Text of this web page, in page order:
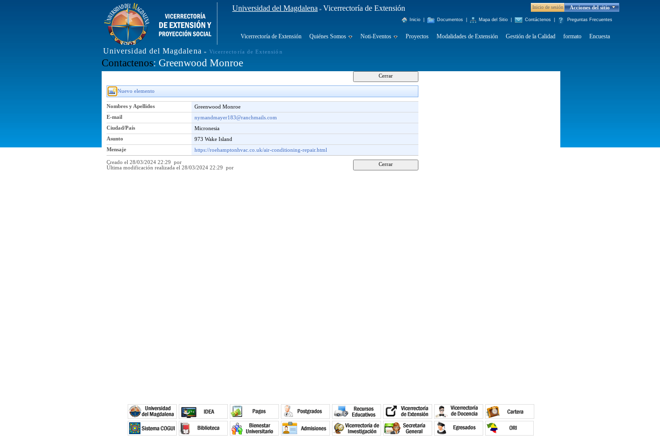
Universidad del Magdalena » Vicerrectoría de Extensión Inicio de sesión Acciones del sitio
Inicio Documentos Mapa del Sitio Contáctenos Preguntas Frecuentes
Vicerrectoría de Extensión Quiénes Somos Noti-Eventos Proyectos Modalidades de Extensión Gestión de la Calidad formato Encuesta
Universidad del Magdalena » Vicerrectoría de Extensión
Contactenos: Greenwood Monroe
Nuevo elemento
Nombres y Apellidos
Greenwood Monroe
E-mail
nymandmayer183@ranchmails.com
Ciudad/País
Micronesia
Asunto
973 Wake Island
Mensaje
https://roehamptonhvac.co.uk/air-conditioning-repair.html
Creado el 28/03/2024 22:29 por
Última modificación realizada el 28/03/2024 22:29 por